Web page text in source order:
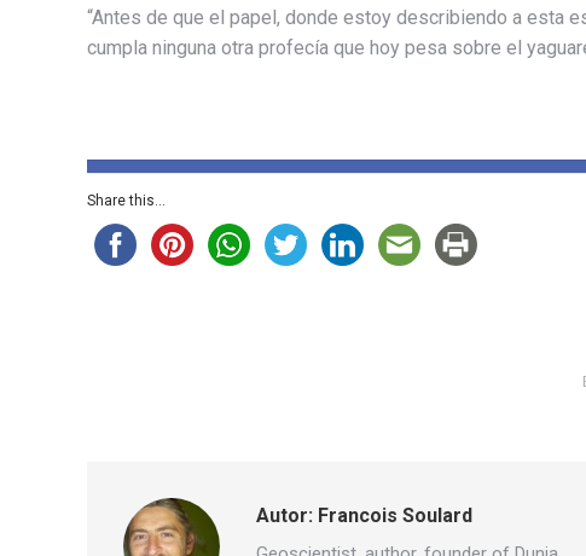
“Antes de que el papel, donde estoy describiendo a esta
cumpla ninguna otra profecía que hoy pesa sobre el
Share this...
Autor: Francois Soulard